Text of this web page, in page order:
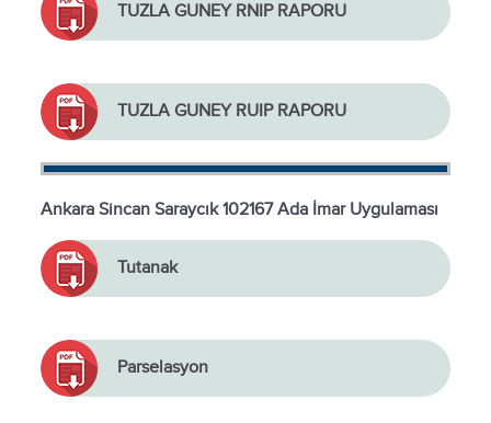
TUZLA GUNEY RNIP RAPORU
TUZLA GUNEY RUIP RAPORU
Ankara Sincan Saraycık 102167 Ada İmar Uygulaması
Tutanak
Parselasyon